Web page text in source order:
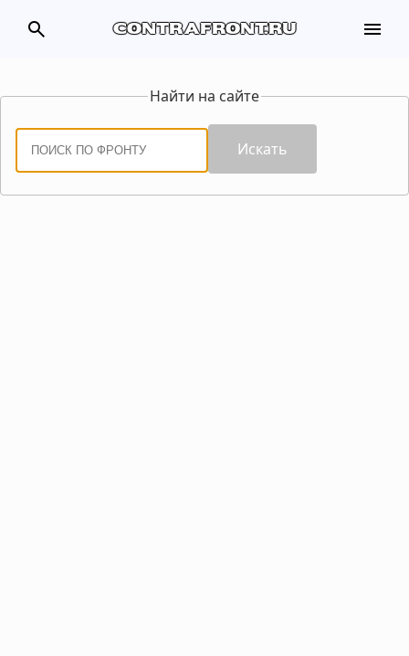
search contrafront.ru menu
Найти на сайте
Искать